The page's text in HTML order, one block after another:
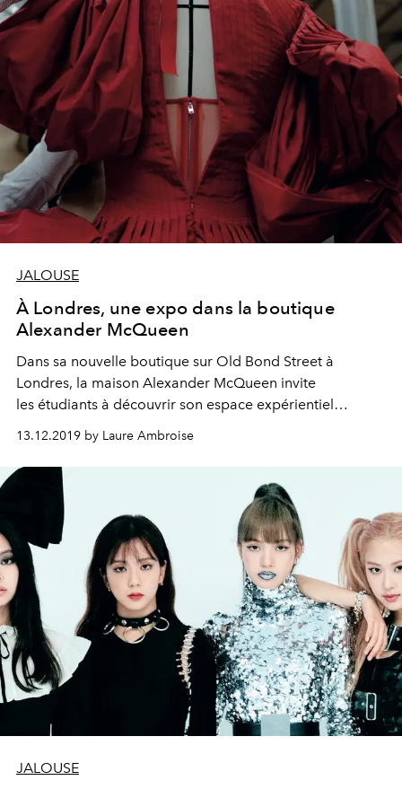
JALOUSE
À Londres, une expo dans la boutique
Alexander McQueen
Dans sa nouvelle boutique sur Old Bond Street à
Londres, la maison Alexander McQueen invite
les étudiants à découvrir son espace expérientiel
consacré à des expositions axées sur le processus de
création de la marque.
13.12.2019 by Laure Ambroise
JALOUSE